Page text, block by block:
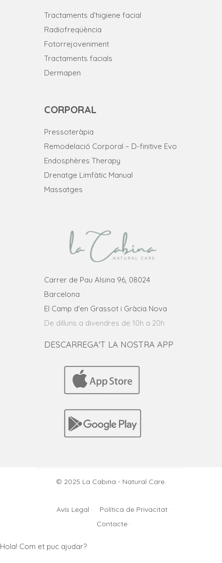
Tractaments d’higiene facial
Radiofreqüència
Fotorrejoveniment
Tractaments facials
Dermapen
CORPORAL
Pressoteràpia
Remodelació Corporal – D-finitive Evo
Endosphères Therapy
Drenatge Limfàtic Manual
Massatges
Carrer de Pau Alsina 96, 08024
Barcelona
El Camp d'en Grassot i Gràcia Nova
De dilluns a divendres de 10h a 20h
DESCARREGA'T LA NOSTRA APP
© 2025 La Cabina - Natural Care.
Avís Legal ·
Política de Privacitat ·
Contacte ·
Hola! Com et puc ajudar?